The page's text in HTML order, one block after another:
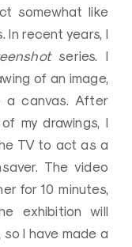
somewhat like
In recent years, I
series. I
of an image,
canvas. After
my drawings, I
TV to act as a
The video
for 10 minutes,
exhibition will
I have made a